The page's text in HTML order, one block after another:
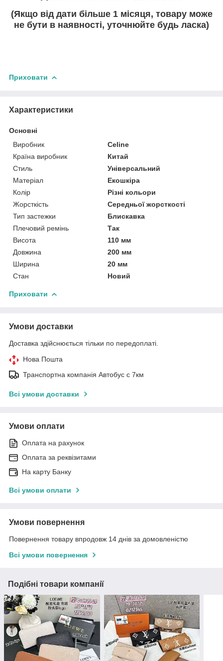
(Якщо від дати більше 1 місяця, товару може
не бути в наявності, уточнюйте будь ласка)
Приховати
Характеристики
Основні
Виробник
Celine
Країна виробник
Китай
Стиль
Універсальний
Матеріал
Екошкіра
Колір
Різні кольори
Жорсткість
Середньої жорсткості
Тип застежки
Блискавка
Плечовий ремінь
Так
Висота
110 мм
Довжина
200 мм
Ширина
20 мм
Стан
Новий
Приховати
Умови доставки
Доставка здійснюється тільки по передоплаті.
Нова Пошта
Транспортна компанія Автобус с 7км
Всі умови доставки
Умови оплати
Оплата на рахунок
Оплата за реквізитами
На карту Банку
Всі умови оплати
Умови повернення
Повернення товару впродовж 14 днів за домовленістю
Всі умови повернення
Подібні товари компанії